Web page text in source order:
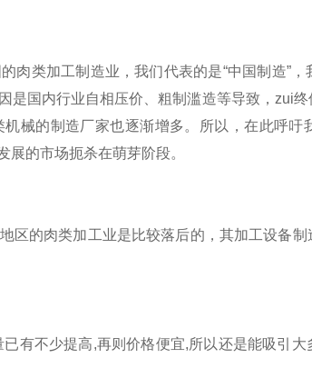
类加工制造业，我们代表的是“中国制造”，
是国内行业自相压价、粗制滥造等导致，zui
械的制造厂家也逐渐增多。所以，在此呼吁
的市场扼杀在萌芽阶段。
的肉类加工业是比较落后的，其加工设备制
不少提高,再则价格便宜,所以还是能吸引大